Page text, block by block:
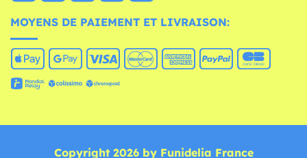
MOYENS DE PAIEMENT ET LIVRAISON:
Copyright 2026 by Funidelia France